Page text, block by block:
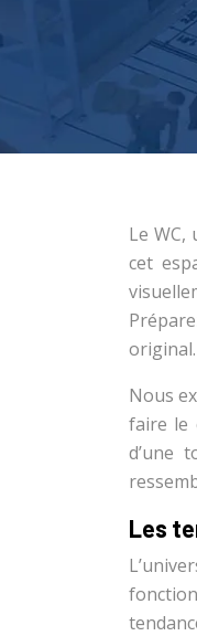
Le WC,
cet
Nous
faire le
d’une
Les